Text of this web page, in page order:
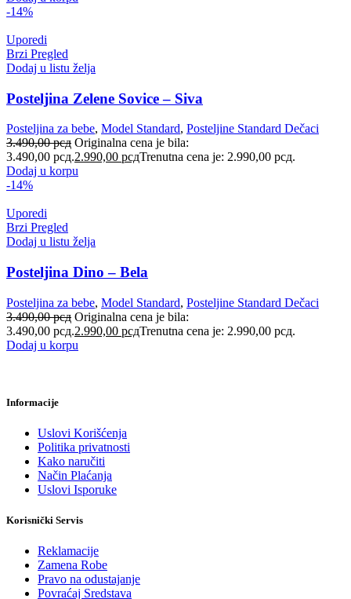
-14%
Uporedi
Brzi Pregled
Dodaj u listu želja
Posteljina Zelene Sovice – Siva
Posteljina za bebe, Model Standard, Posteljine Standard Dečaci
3.490,00рсд Originalna cena je bila:
3.490,00 рсд.2.990,00 рсдTrenutna cena je: 2.990,00 рсд.
Dodaj u korpu
-14%
Uporedi
Brzi Pregled
Dodaj u listu želja
Posteljina Dino – Bela
Posteljina za bebe, Model Standard, Posteljine Standard Dečaci
3.490,00рсд Originalna cena je bila:
3.490,00 рсд.2.990,00 рсдTrenutna cena je: 2.990,00 рсд.
Dodaj u korpu
Informacije
Uslovi Korišćenja
Politika privatnosti
Kako naručiti
Način Plaćanja
Uslovi Isporuke
Korisnički Servis
Reklamacije
Zamena Robe
Pravo na odustajanje
Povraćaj Sredstava